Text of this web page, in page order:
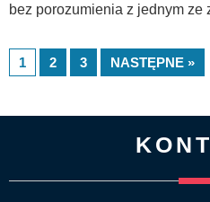
bez porozumienia z jednym
1 2 3 NASTĘPNE »